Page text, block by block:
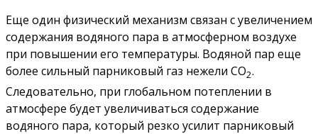
Еще один физический механизм связан с увеличением
содержания водяного пара в атмосферном воздухе
при повышении его температуры. Водяной пар еще
более сильный парниковый газ нежели СО2.
Следовательно, при глобальном потеплении в
атмосфере будет увеличиваться содержание
водяного пара, который резко усилит парниковый